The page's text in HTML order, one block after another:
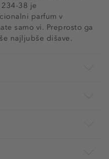
38 je
parfum v
samo vi. Preprosto ga
najljubše dišave.